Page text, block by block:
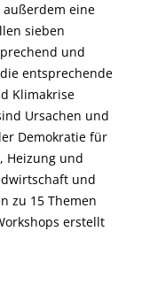
eine
sieben
und
entsprechende
Klimakrise
Ursachen und
Demokratie für
Heizung und
und
zu 15 Themen
erstellt